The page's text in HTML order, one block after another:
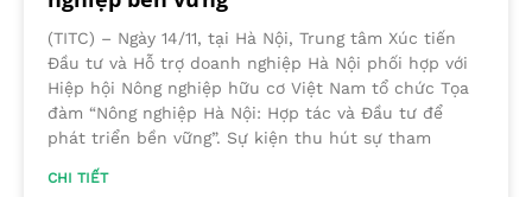
(TITC) – Ngày 14/11, tại Hà Nội, Trung tâm Xúc tiến
Đầu tư và Hỗ trợ doanh nghiệp Hà Nội phối hợp với
Hiệp hội Nông nghiệp hữu cơ Việt Nam tổ chức Tọa
đàm “Nông nghiệp Hà Nội: Hợp tác và Đầu tư để
phát triển bền vững”. Sự kiện thu hút sự tham
CHI TIẾT